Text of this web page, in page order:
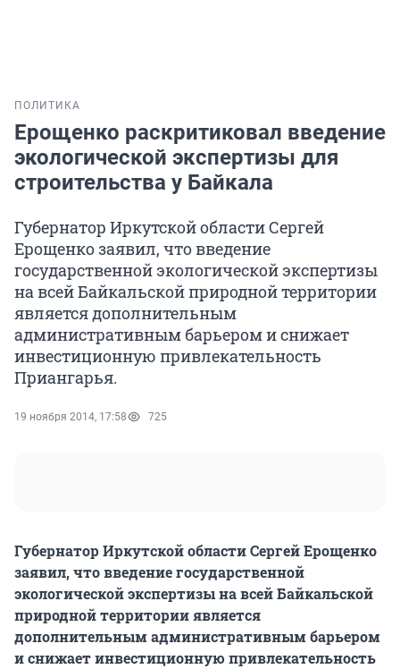
ПОЛИТИКА
Ерощенко раскритиковал введение
экологической экспертизы для
строительства у Байкала
Губернатор Иркутской области Сергей
Ерощенко заявил, что введение
государственной экологической экспертизы
на всей Байкальской природной территории
является дополнительным
административным барьером и снижает
инвестиционную привлекательность
Приангарья.
19 ноября 2014, 17:58 725
Губернатор Иркутской области Сергей Ерощенко
заявил, что введение государственной
экологической экспертизы на всей Байкальской
природной территории является
дополнительным административным барьером
и снижает инвестиционную привлекательность